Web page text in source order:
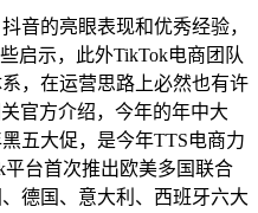
音的亮眼表现和优秀经验，
启示，此外TikTok电商团队
，在运营思路上必然也有许
官方介绍，今年的年中大
五大促，是今年TTS电商力
台首次推出欧美多国联合
德国、意大利、西班牙六大